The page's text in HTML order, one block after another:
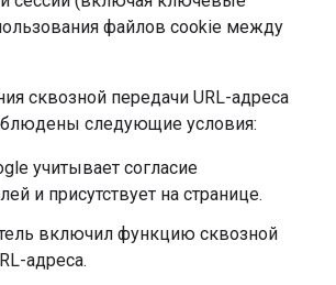
файлов cookie между
сквозной передачи URL-адреса
следующие условия:
учитывает согласие
и присутствует на странице.
включил функцию сквозной
адреса.